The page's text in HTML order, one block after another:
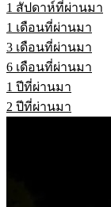
1 สัปดาห์ที่ผ่านมา
1 เดือนที่ผ่านมา
3 เดือนที่ผ่านมา
6 เดือนที่ผ่านมา
1 ปีที่ผ่านมา
2 ปีที่ผ่านมา